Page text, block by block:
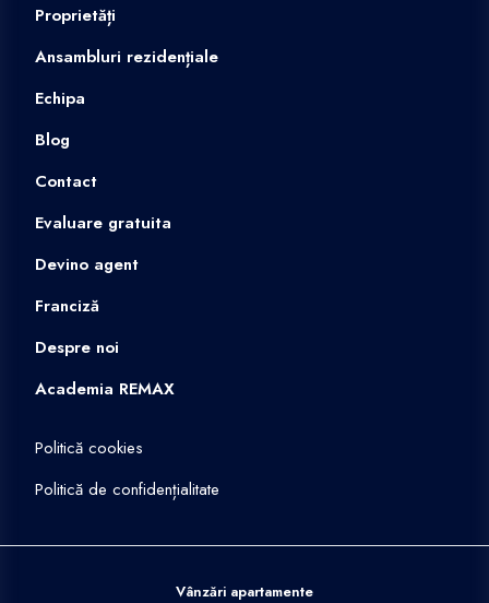
Proprietăți
Ansambluri rezidențiale
Echipa
Blog
Contact
Evaluare gratuita
Devino agent
Franciză
Despre noi
Academia REMAX
Politică cookies
Politică de confidențialitate
Vânzări apartamente